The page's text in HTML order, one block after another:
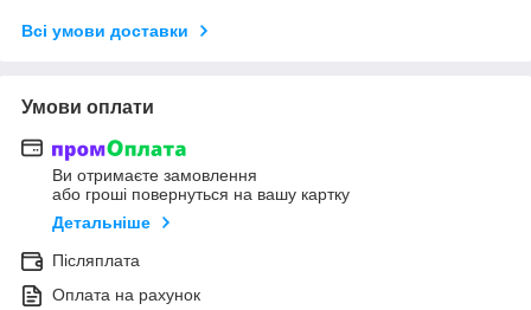
Всі умови доставки
Умови оплати
Ви отримаєте замовлення
або гроші повернуться на вашу картку
Детальніше
Післяплата
Оплата на рахунок